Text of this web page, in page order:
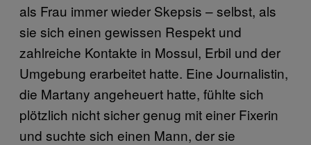
als Frau immer wieder Skepsis – selbst, als
sie sich einen gewissen Respekt und
zahlreiche Kontakte in Mossul, Erbil und der
Umgebung erarbeitet hatte. Eine Journalistin,
die Martany angeheuert hatte, fühlte sich
plötzlich nicht sicher genug mit einer Fixerin
und suchte sich einen Mann, der sie